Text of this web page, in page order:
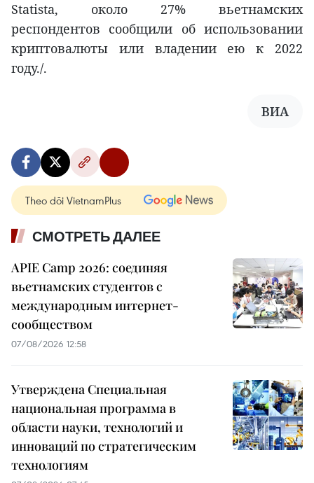
Statista, около 27% вьетнамских
респондентов сообщили об использовании
криптовалюты или владении ею к 2022
году./.
ВИА
Theo dõi VietnamPlus
СМОТРЕТЬ ДАЛЕЕ
APIE Camp 2026: соединяя
вьетнамских студентов с
международным интернет-
сообществом
07/08/2026 12:58
Утверждена Специальная
национальная программа в
области науки, технологий и
инноваций по стратегическим
технологиям